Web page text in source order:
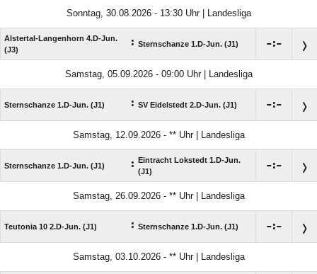
Sonntag, 30.08.2026 - 13:30 Uhr | Landesliga
Alstertal-Langenhorn 4.D-Jun.
(J3)
: Sternschanze 1.D-Jun. (J1) :
Samstag, 05.09.2026 - 09:00 Uhr | Landesliga
Sternschanze 1.D-Jun. (J1) : SV Eidelstedt 2.D-Jun. (J1) :
Samstag, 12.09.2026 - ** Uhr | Landesliga
Sternschanze 1.D-Jun. (J1) :
Eintracht Lokstedt 1.D-Jun.
(J1)
:
Samstag, 26.09.2026 - ** Uhr | Landesliga
Teutonia 10 2.D-Jun. (J1) : Sternschanze 1.D-Jun. (J1) :
Samstag, 03.10.2026 - ** Uhr | Landesliga